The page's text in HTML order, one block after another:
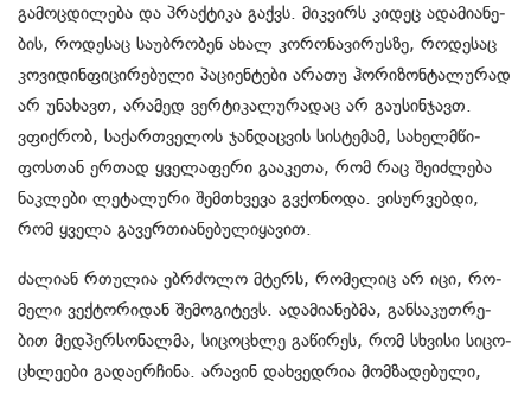
გა­მოც­დი­ლე­ბა და პრაქ­ტი­კა გაქვს. მიკ­ვირს კი­დეც ადა­მი­ა­ნე­
ბის, რო­დე­საც სა­უბ­რო­ბენ ახალ კო­რო­ნა­ვირუს­ზე, რო­დე­საც
კო­ვი­დინ­ფი­ცი­რე­ბუ­ლი პა­ცი­ენ­ტე­ბი არა­თუ ჰო­რი­ზონ­ტა­ლუ­რად
არ უნა­ხავთ, არა­მედ ვერ­ტი­კა­ლუ­რა­დაც არ გა­უ­სინ­ჯავთ.
ვფიქ­რობ, სა­ქარ­თვე­ლოს ჯან­დაც­ვის სის­ტე­მამ, სა­ხელ­მწი­
ფოს­თან ერ­თად ყვე­ლა­ფე­რი გა­ა­კე­თა, რომ რაც შე­იძ­ლე­ბა
ნაკ­ლე­ბი ლე­ტა­ლუ­რი შემ­თხვე­ვა გვქო­ნო­და. ვი­სურ­ვებ­დი,
რომ ყვე­ლა გა­ვერ­თი­ა­ნე­ბუ­ლი­ყა­ვით.
ძა­ლი­ან რთუ­ლია ებ­რძო­ლო მტერს, რო­მე­ლიც არ იცი, რო­
მე­ლი ვექ­ტო­რი­დან შე­მო­გი­ტევს. ადა­მი­ა­ნებ­მა, გან­სა­კუთ­რე­
ბით მედ­პერ­სო­ნალ­მა, სი­ცო­ცხლე გა­წი­რეს, რომ სხვი­სი სი­ცო­
ცხლე­ე­ბი გა­და­ერ­ჩი­ნა. არა­ვინ დახ­ვედ­რია მომ­ზა­დე­ბუ­ლი,